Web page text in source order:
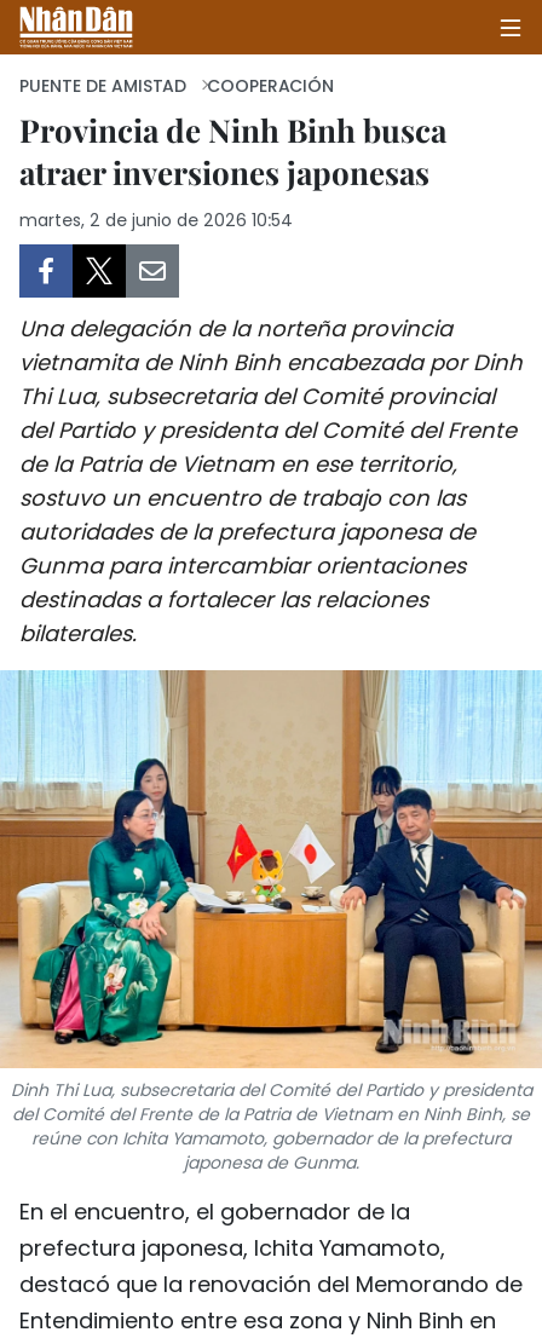
INICIO
POLÍTICA
SOCIEDAD
SALUD - MEDIO AMBIENTE
CULTURA - ENTRETENIMIENTO
INTERNACIONAL
DEPORTES
PUENTE DE AMISTAD
HISTORIAS MULTIMEDIA
FOTOGRAFÍA
¿QUIÉNES SOMOS?
TIẾNG VIỆT
ENGLISH
FRANÇAIS
РУССКИЙ
PUENTE DE AMISTAD COOPERACIÓN
Provincia de Ninh Binh busca
atraer inversiones japonesas
martes, 2 de junio de 2026 10:54
Una delegación de la norteña provincia
vietnamita de Ninh Binh encabezada por Dinh
Thi Lua, subsecretaria del Comité provincial
del Partido y presidenta del Comité del Frente
de la Patria de Vietnam en ese territorio,
sostuvo un encuentro de trabajo con las
autoridades de la prefectura japonesa de
Gunma para intercambiar orientaciones
destinadas a fortalecer las relaciones
bilaterales.
Dinh Thi Lua, subsecretaria del Comité del Partido y presidenta
del Comité del Frente de la Patria de Vietnam en Ninh Binh, se
reúne con Ichita Yamamoto, gobernador de la prefectura
japonesa de Gunma.
En el encuentro, el gobernador de la
prefectura japonesa, Ichita Yamamoto,
destacó que la renovación del Memorando de
Entendimiento entre esa zona y Ninh Binh en